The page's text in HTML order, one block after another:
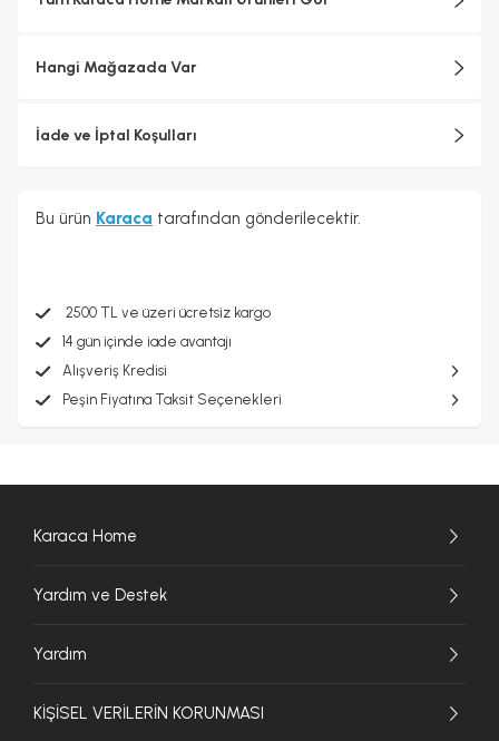
Hangi Mağazada Var
İade ve İptal Koşulları
Bu ürün Karaca tarafından gönderilecektir.
2500 TL ve üzeri ücretsiz kargo
14 gün içinde iade avantajı
Alışveriş Kredisi
Peşin Fiyatına Taksit Seçenekleri
Karaca Home
Yardım ve Destek
Yardım
KİŞİSEL VERİLERİN KORUNMASI